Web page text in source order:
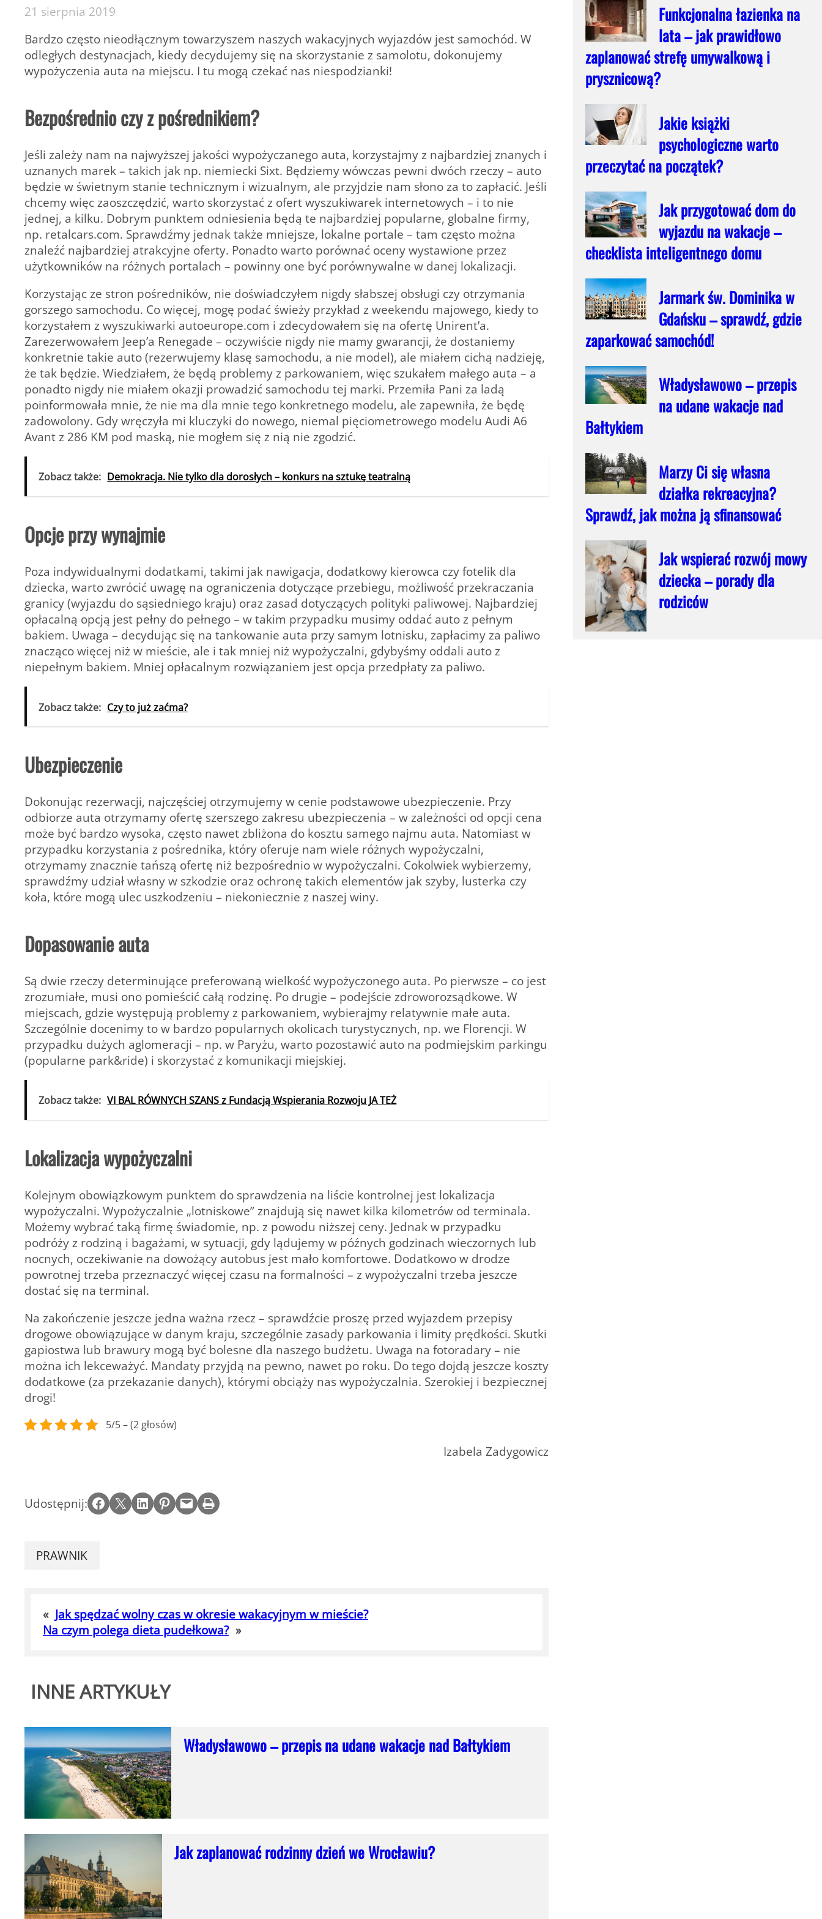
21 sierpnia 2019
Bardzo często nieodłącznym towarzyszem naszych wakacyjnych wyjazdów jest samochód. W
odległych destynacjach, kiedy decydujemy się na skorzystanie z samolotu, dokonujemy
wypożyczenia auta na miejscu. I tu mogą czekać nas niespodzianki!
Bezpośrednio czy z pośrednikiem?
Jeśli zależy nam na najwyższej jakości wypożyczanego auta, korzystajmy z najbardziej znanych i
uznanych marek – takich jak np. niemiecki Sixt. Będziemy wówczas pewni dwóch rzeczy – auto
będzie w świetnym stanie technicznym i wizualnym, ale przyjdzie nam słono za to zapłacić. Jeśli
chcemy więc zaoszczędzić, warto skorzystać z ofert wyszukiwarek internetowych – i to nie
jednej, a kilku. Dobrym punktem odniesienia będą te najbardziej popularne, globalne firmy,
np. retalcars.com. Sprawdźmy jednak także mniejsze, lokalne portale – tam często można
znaleźć najbardziej atrakcyjne oferty. Ponadto warto porównać oceny wystawione przez
użytkowników na różnych portalach – powinny one być porównywalne w danej lokalizacji.
Korzystając ze stron pośredników, nie doświadczyłem nigdy słabszej obsługi czy otrzymania
gorszego samochodu. Co więcej, mogę podać świeży przykład z weekendu majowego, kiedy to
korzystałem z wyszukiwarki autoeurope.com i zdecydowałem się na ofertę Unirent’a.
Zarezerwowałem Jeep’a Renegade – oczywiście nigdy nie mamy gwarancji, że dostaniemy
konkretnie takie auto (rezerwujemy klasę samochodu, a nie model), ale miałem cichą nadzieję,
że tak będzie. Wiedziałem, że będą problemy z parkowaniem, więc szukałem małego auta – a
ponadto nigdy nie miałem okazji prowadzić samochodu tej marki. Przemiła Pani za ladą
poinformowała mnie, że nie ma dla mnie tego konkretnego modelu, ale zapewniła, że będę
zadowolony. Gdy wręczyła mi kluczyki do nowego, niemal pięciometrowego modelu Audi A6
Avant z 286 KM pod maską, nie mogłem się z nią nie zgodzić.
Zobacz także: Demokracja. Nie tylko dla dorosłych – konkurs na sztukę teatralną
Opcje przy wynajmie
Poza indywidualnymi dodatkami, takimi jak nawigacja, dodatkowy kierowca czy fotelik dla
dziecka, warto zwrócić uwagę na ograniczenia dotyczące przebiegu, możliwość przekraczania
granicy (wyjazdu do sąsiedniego kraju) oraz zasad dotyczących polityki paliwowej. Najbardziej
opłacalną opcją jest pełny do pełnego – w takim przypadku musimy oddać auto z pełnym
bakiem. Uwaga – decydując się na tankowanie auta przy samym lotnisku, zapłacimy za paliwo
znacząco więcej niż w mieście, ale i tak mniej niż wypożyczalni, gdybyśmy oddali auto z
niepełnym bakiem. Mniej opłacalnym rozwiązaniem jest opcja przedpłaty za paliwo.
Zobacz także: Czy to już zaćma?
Ubezpieczenie
Dokonując rezerwacji, najczęściej otrzymujemy w cenie podstawowe ubezpieczenie. Przy
odbiorze auta otrzymamy ofertę szerszego zakresu ubezpieczenia – w zależności od opcji cena
może być bardzo wysoka, często nawet zbliżona do kosztu samego najmu auta. Natomiast w
przypadku korzystania z pośrednika, który oferuje nam wiele różnych wypożyczalni,
otrzymamy znacznie tańszą ofertę niż bezpośrednio w wypożyczalni. Cokolwiek wybierzemy,
sprawdźmy udział własny w szkodzie oraz ochronę takich elementów jak szyby, lusterka czy
koła, które mogą ulec uszkodzeniu – niekoniecznie z naszej winy.
Dopasowanie auta
Są dwie rzeczy determinujące preferowaną wielkość wypożyczonego auta. Po pierwsze – co jest
zrozumiałe, musi ono pomieścić całą rodzinę. Po drugie – podejście zdroworozsądkowe. W
miejscach, gdzie występują problemy z parkowaniem, wybierajmy relatywnie małe auta.
Szczególnie docenimy to w bardzo popularnych okolicach turystycznych, np. we Florencji. W
przypadku dużych aglomeracji – np. w Paryżu, warto pozostawić auto na podmiejskim parkingu
(popularne park&ride) i skorzystać z komunikacji miejskiej.
Zobacz także: VI BAL RÓWNYCH SZANS z Fundacją Wspierania Rozwoju JA TEŻ
Lokalizacja wypożyczalni
Kolejnym obowiązkowym punktem do sprawdzenia na liście kontrolnej jest lokalizacja
wypożyczalni. Wypożyczalnie „lotniskowe” znajdują się nawet kilka kilometrów od terminala.
Możemy wybrać taką firmę świadomie, np. z powodu niższej ceny. Jednak w przypadku
podróży z rodziną i bagażami, w sytuacji, gdy lądujemy w późnych godzinach wieczornych lub
nocnych, oczekiwanie na dowożący autobus jest mało komfortowe. Dodatkowo w drodze
powrotnej trzeba przeznaczyć więcej czasu na formalności – z wypożyczalni trzeba jeszcze
dostać się na terminal.
Na zakończenie jeszcze jedna ważna rzecz – sprawdźcie proszę przed wyjazdem przepisy
drogowe obowiązujące w danym kraju, szczególnie zasady parkowania i limity prędkości. Skutki
gapiostwa lub brawury mogą być bolesne dla naszego budżetu. Uwaga na fotoradary – nie
można ich lekceważyć. Mandaty przyjdą na pewno, nawet po roku. Do tego dojdą jeszcze koszty
dodatkowe (za przekazanie danych), którymi obciąży nas wypożyczalnia. Szerokiej i bezpiecznej
drogi!
5/5 – (2 głosów)
Izabela Zadygowicz
Udostępnij: Share on Facebook Email this Page Share on LinkedIn Share on Pinterest Email this Page Print this Page
PRAWNIK
« Jak spędzać wolny czas w okresie wakacyjnym w mieście?
Na czym polega dieta pudełkowa? »
INNE ARTYKUŁY
Władysławowo – przepis na udane wakacje nad Bałtykiem
Jak zaplanować rodzinny dzień we Wrocławiu?
Funkcjonalna łazienka na
lata – jak prawidłowo
zaplanować strefę umywalkową i
prysznicową?
Jakie książki
psychologiczne warto
przeczytać na początek?
Jak przygotować dom do
wyjazdu na wakacje –
checklista inteligentnego domu
Jarmark św. Dominika w
Gdańsku – sprawdź, gdzie
zaparkować samochód!
Władysławowo – przepis
na udane wakacje nad
Bałtykiem
Marzy Ci się własna
działka rekreacyjna?
Sprawdź, jak można ją sfinansować
Jak wspierać rozwój mowy
dziecka – porady dla
rodziców